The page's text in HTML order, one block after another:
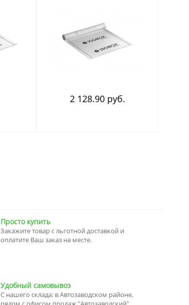
2 128.90 руб.
Просто купить
Закажите товар с льготной доставкой и
оплатите Ваш заказ на месте.
Удобный самовывоз
С нашего склада: в Автозаводском районе,